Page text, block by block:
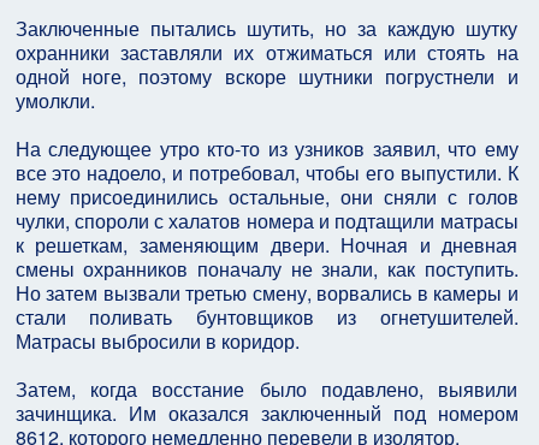
Заключенные пытались шутить, но за каждую шутку
охранники заставляли их отжиматься или стоять на
одной ноге, поэтому вскоре шутники погрустнели и
умолкли.
На следующее утро кто-то из узников заявил, что ему
все это надоело, и потребовал, чтобы его выпустили. К
нему присоединились остальные, они сняли с голов
чулки, спороли с халатов номера и подтащили матрасы
к решеткам, заменяющим двери. Ночная и дневная
смены охранников поначалу не знали, как поступить.
Но затем вызвали третью смену, ворвались в камеры и
стали поливать бунтовщиков из огнетушителей.
Матрасы выбросили в коридор.
Затем, когда восстание было подавлено, выявили
зачинщика. Им оказался заключенный под номером
8612, которого немедленно перевели в изолятор.